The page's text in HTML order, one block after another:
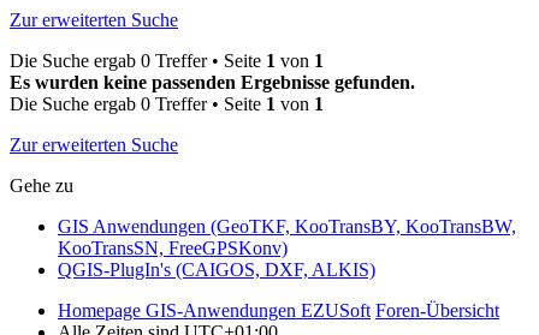
Zur erweiterten Suche
Die Suche ergab 0 Treffer • Seite 1 von 1
Es wurden keine passenden Ergebnisse gefunden.
Die Suche ergab 0 Treffer • Seite 1 von 1
Zur erweiterten Suche
Gehe zu
GIS Anwendungen (GeoTKF, KooTransBY, KooTransBW,
KooTransSN, FreeGPSKonv)
QGIS-PlugIn's (CAIGOS, DXF, ALKIS)
Homepage GIS-Anwendungen EZUSoft Foren-Übersicht